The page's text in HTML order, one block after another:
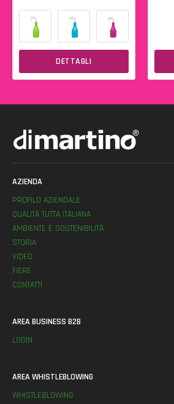
DETTAGLI
AZIENDA
PROFILO AZIENDALE
QUALITÀ TUTTA ITALIANA
AMBIENTE E SOSTENIBILITÀ
STORIA
VIDEO
FIERE
CONTATTI
AREA BUSINESS B2B
LOGIN
AREA WHISTLEBLOWING
WHISTLEBLOWING